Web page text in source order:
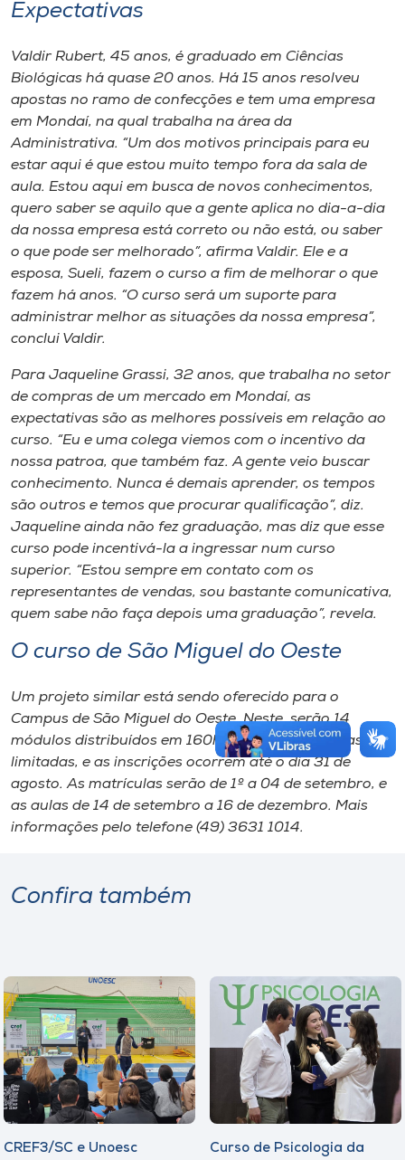
Expectativas
Valdir Rubert, 45 anos, é graduado em Ciências
Biológicas há quase 20 anos. Há 15 anos resolveu
apostas no ramo de confecções e tem uma empresa
em Mondaí, na qual trabalha na área da
Administrativa. “Um dos motivos principais para eu
estar aqui é que estou muito tempo fora da sala de
aula. Estou aqui em busca de novos conhecimentos,
quero saber se aquilo que a gente aplica no dia-a-dia
da nossa empresa está correto ou não está, ou saber
o que pode ser melhorado”, afirma Valdir. Ele e a
esposa, Sueli, fazem o curso a fim de melhorar o que
fazem há anos. “O curso será um suporte para
administrar melhor as situações da nossa empresa”,
conclui Valdir.
Para Jaqueline Grassi, 32 anos, que trabalha no setor
de compras de um mercado em Mondaí, as
expectativas são as melhores possíveis em relação ao
curso. “Eu e uma colega viemos com o incentivo da
nossa patroa, que também faz. A gente veio buscar
conhecimento. Nunca é demais aprender, os tempos
são outros e temos que procurar qualificação”, diz.
Jaqueline ainda não fez graduação, mas diz que esse
curso pode incentivá-la a ingressar num curso
superior. “Estou sempre em contato com os
representantes de vendas, sou bastante comunicativa,
quem sabe não faça depois uma graduação”, revela.
O curso de São Miguel do Oeste
Um projeto similar está sendo oferecido para o
Campus de São Miguel do Oeste. Neste, serão 14
módulos distribuídos em 160horas/aula. As vagas são
limitadas, e as inscrições ocorrem até o dia 31 de
agosto. As matrículas serão de 1º a 04 de setembro, e
as aulas de 14 de setembro a 16 de dezembro. Mais
informações pelo telefone (49) 3631 1014.
Confira também
CREF3/SC e Unoesc Curso de Psicologia da